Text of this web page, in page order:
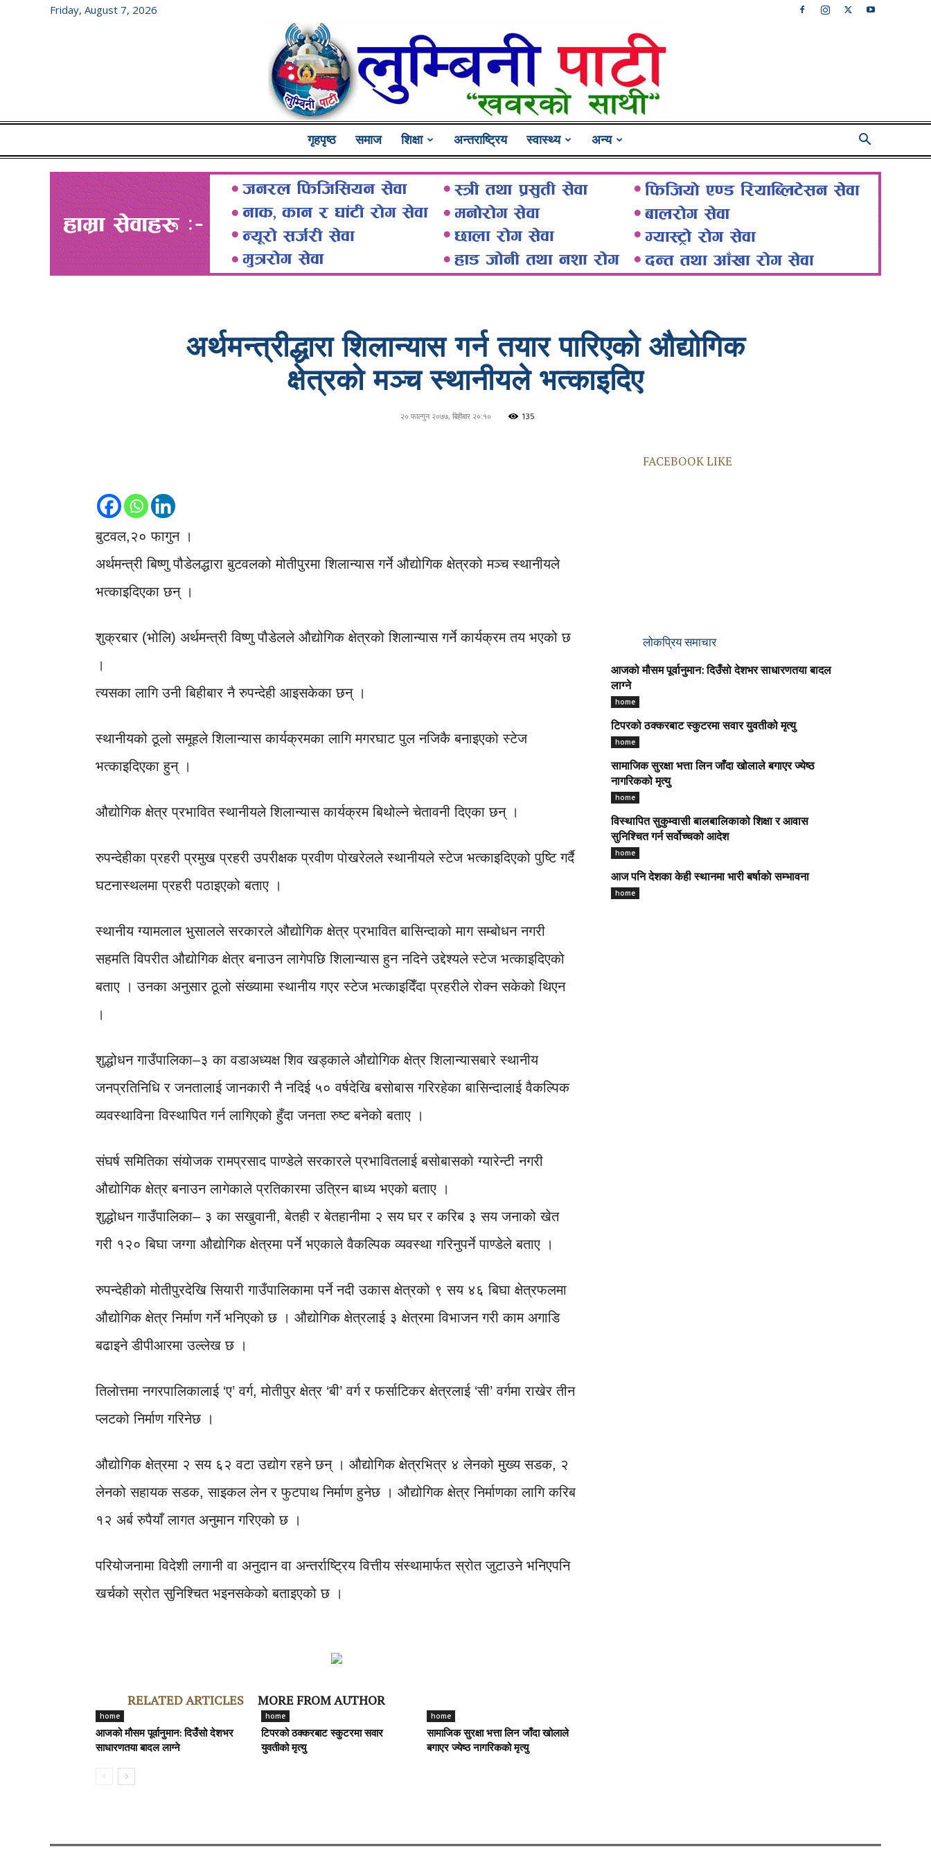
Friday, August 7, 2026
Lumbini
Pati
गृहपृष्ठ समाज शिक्षा अन्तराष्ट्रिय स्वास्थ्य अन्य
अर्थमन्त्रीद्धारा शिलान्यास गर्न तयार पारिएको औद्योगिक
क्षेत्रको मञ्च स्थानीयले भत्काइदिए
२० फाल्गुन २०७७, बिहीबार २०:१० 135
बुटवल,२० फागुन ।
अर्थमन्त्री बिष्णु पौडेलद्धारा बुटवलको मोतीपुरमा शिलान्यास गर्ने औद्योगिक क्षेत्रको मञ्च स्थानीयले
भत्काइदिएका छन् ।
शुक्रबार (भोलि) अर्थमन्त्री विष्णु पौडेलले औद्योगिक क्षेत्रको शिलान्यास गर्ने कार्यक्रम तय भएको छ
।
त्यसका लागि उनी बिहीबार नै रुपन्देही आइसकेका छन् ।
स्थानीयको ठूलो समूहले शिलान्यास कार्यक्रमका लागि मगरघाट पुल नजिकै बनाइएको स्टेज
भत्काइदिएका हुन् ।
औद्योगिक क्षेत्र प्रभावित स्थानीयले शिलान्यास कार्यक्रम बिथोल्ने चेतावनी दिएका छन् ।
रुपन्देहीका प्रहरी प्रमुख प्रहरी उपरीक्षक प्रवीण पोखरेलले स्थानीयले स्टेज भत्काइदिएको पुष्टि गर्दै
घटनास्थलमा प्रहरी पठाइएको बताए ।
स्थानीय ग्यामलाल भुसालले सरकारले औद्योगिक क्षेत्र प्रभावित बासिन्दाको माग सम्बोधन नगरी
सहमति विपरीत औद्योगिक क्षेत्र बनाउन लागेपछि शिलान्यास हुन नदिने उद्देश्यले स्टेज भत्काइदिएको
बताए । उनका अनुसार ठूलो संख्यामा स्थानीय गएर स्टेज भत्काइदिँदा प्रहरीले रोक्न सकेको थिएन
।
शुद्धोधन गाउँपालिका–३ का वडाअध्यक्ष शिव खड्काले औद्योगिक क्षेत्र शिलान्यासबारे स्थानीय
जनप्रतिनिधि र जनतालाई जानकारी नै नदिई ५० वर्षदेखि बसोबास गरिरहेका बासिन्दालाई वैकल्पिक
व्यवस्थाविना विस्थापित गर्न लागिएको हुँदा जनता रुष्ट बनेको बताए ।
संघर्ष समितिका संयोजक रामप्रसाद पाण्डेले सरकारले प्रभावितलाई बसोबासको ग्यारेन्टी नगरी
औद्योगिक क्षेत्र बनाउन लागेकाले प्रतिकारमा उत्रिन बाध्य भएको बताए ।
शुद्धोधन गाउँपालिका– ३ का सखुवानी, बेतही र बेतहानीमा २ सय घर र करिब ३ सय जनाको खेत
गरी १२० बिघा जग्गा औद्योगिक क्षेत्रमा पर्ने भएकाले वैकल्पिक व्यवस्था गरिनुपर्ने पाण्डेले बताए ।
रुपन्देहीको मोतीपुरदेखि सियारी गाउँपालिकामा पर्ने नदी उकास क्षेत्रको ९ सय ४६ बिघा क्षेत्रफलमा
औद्योगिक क्षेत्र निर्माण गर्ने भनिएको छ । औद्योगिक क्षेत्रलाई ३ क्षेत्रमा विभाजन गरी काम अगाडि
बढाइने डीपीआरमा उल्लेख छ ।
तिलोत्तमा नगरपालिकालाई ‘ए’ वर्ग, मोतीपुर क्षेत्र ‘बी’ वर्ग र फर्साटिकर क्षेत्रलाई ‘सी’ वर्गमा राखेर तीन
प्लटको निर्माण गरिनेछ ।
औद्योगिक क्षेत्रमा २ सय ६२ वटा उद्योग रहने छन् । औद्योगिक क्षेत्रभित्र ४ लेनको मुख्य सडक, २
लेनको सहायक सडक, साइकल लेन र फुटपाथ निर्माण हुनेछ । औद्योगिक क्षेत्र निर्माणका लागि करिब
१२ अर्ब रुपैयाँ लागत अनुमान गरिएको छ ।
परियोजनामा विदेशी लगानी वा अनुदान वा अन्तर्राष्ट्रिय वित्तीय संस्थामार्फत स्रोत जुटाउने भनिएपनि
खर्चको स्रोत सुनिश्चित भइनसकेको बताइएको छ ।
RELATED ARTICLES MORE FROM AUTHOR
home
आजको मौसम पूर्वानुमान: दिउँसो देशभर
साधारणतया बादल लाग्ने
home
टिपरको ठक्करबाट स्कुटरमा सवार
युवतीको मृत्यु
home
सामाजिक सुरक्षा भत्ता लिन जाँदा खोलाले
बगाएर ज्येष्ठ नागरिकको मृत्यु
FACEBOOK LIKE
लोकप्रिय समाचार
आजको मौसम पूर्वानुमान: दिउँसो देशभर साधारणतया बादल
लाग्ने
home
टिपरको ठक्करबाट स्कुटरमा सवार युवतीको मृत्यु
home
सामाजिक सुरक्षा भत्ता लिन जाँदा खोलाले बगाएर ज्येष्ठ
नागरिकको मृत्यु
home
विस्थापित सुकुम्वासी बालबालिकाको शिक्षा र आवास
सुनिश्चित गर्न सर्वोच्चको आदेश
home
आज पनि देशका केही स्थानमा भारी बर्षाकाे सम्भावना
home